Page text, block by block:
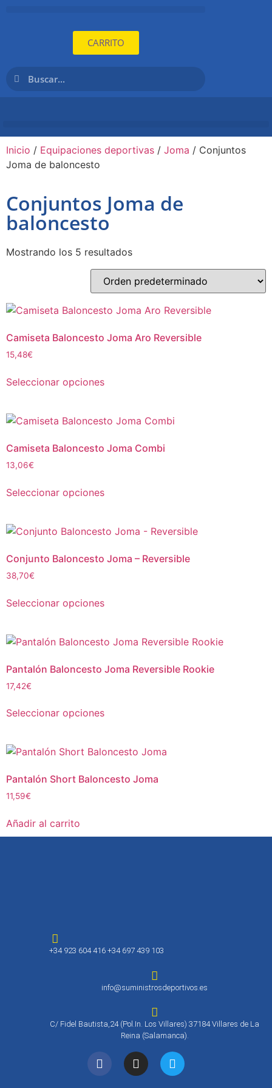
CARRITO
Inicio / Equipaciones deportivas / Joma / Conjuntos
Joma de baloncesto
Conjuntos Joma de
baloncesto
Mostrando los 5 resultados
Camiseta Baloncesto Joma Aro Reversible
15,48€
Seleccionar opciones
Camiseta Baloncesto Joma Combi
13,06€
Seleccionar opciones
Conjunto Baloncesto Joma – Reversible
38,70€
Seleccionar opciones
Pantalón Baloncesto Joma Reversible Rookie
17,42€
Seleccionar opciones
Pantalón Short Baloncesto Joma
11,59€
Añadir al carrito
+34 923 604 416 +34 697 439 103
info@suministrosdeportivos.es
C/ Fidel Bautista,24 (Pol.In. Los Villares) 37184 Villares de La
Reina (Salamanca).